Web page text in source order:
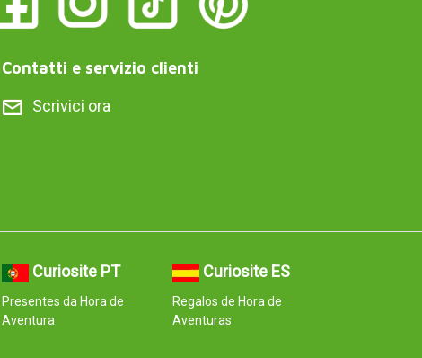
Contatti e servizio clienti
Scrivici ora
Curiosite PT
Presentes da Hora de
Aventura
Curiosite ES
Regalos de Hora de
Aventuras